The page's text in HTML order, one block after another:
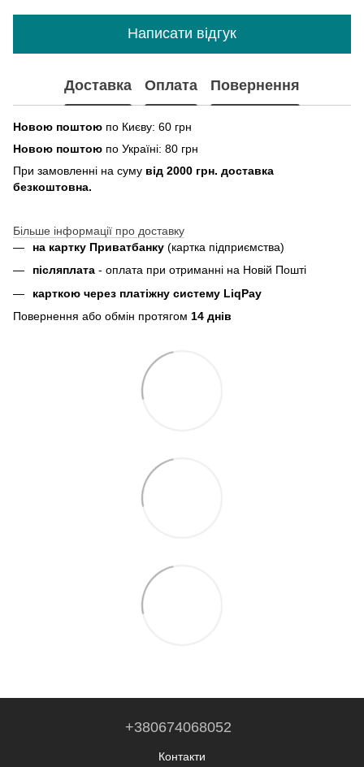
Написати відгук
Доставка Оплата Повернення
Новою поштою по Києву: 60 грн
Новою поштою по Україні: 80 грн
При замовленні на суму від 2000 грн. доставка
безкоштовна.
Більше інформації про доставку
на картку Приватбанку (картка підприємства)
пiсляплата - оплата при отриманнi на Новій Пошті
карткою через платіжну систему LiqPay
Повернення або обмін протягом 14 днів
+380674068052
Контакти